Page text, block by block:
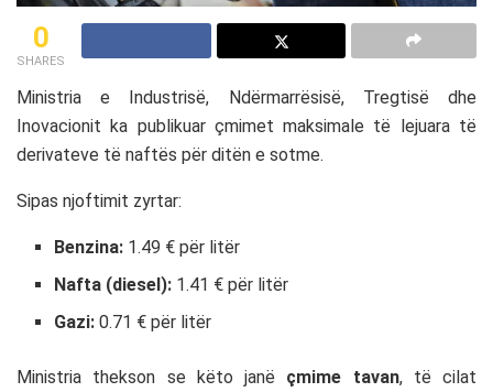
0
SHARES
Ministria e Industrisë, Ndërmarrësisë, Tregtisë dhe
Inovacionit ka publikuar çmimet maksimale të lejuara të
derivateve të naftës për ditën e sotme.
Sipas njoftimit zyrtar:
Benzina: 1.49 € për litër
Nafta (diesel): 1.41 € për litër
Gazi: 0.71 € për litër
Ministria thekson se këto janë çmime tavan, të cilat